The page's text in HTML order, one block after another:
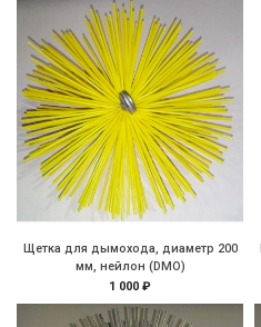
Щетка для дымохода, диаметр 200
мм, нейлон (DMO)
1 000 ₽